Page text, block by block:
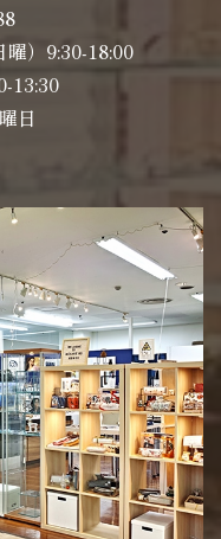
曜）9:30-18:00
13:30
日